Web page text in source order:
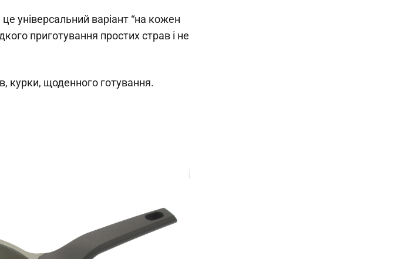
універсальний варіант “на кожен
приготування простих страв і не
курки, щоденного готування.